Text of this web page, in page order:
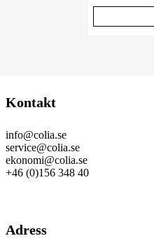
Kontakt
info@colia.se
service@colia.se
ekonomi@colia.se
+46 (0)156 348 40
Adress